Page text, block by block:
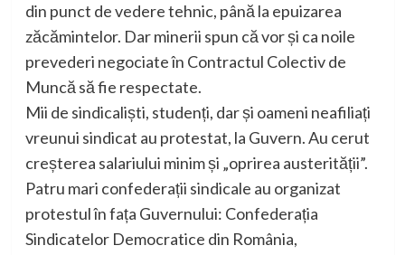
din punct de vedere tehnic, până la epuizarea
zăcămintelor. Dar minerii spun că vor și ca noile
prevederi negociate în Contractul Colectiv de
Muncă să fie respectate.
Mii de sindicaliști, studenți, dar și oameni neafiliați
vreunui sindicat au protestat, la Guvern. Au cerut
creșterea salariului minim și „oprirea austerității”.
Patru mari confederații sindicale au organizat
protestul în fața Guvernului: Confederația
Sindicatelor Democratice din România,